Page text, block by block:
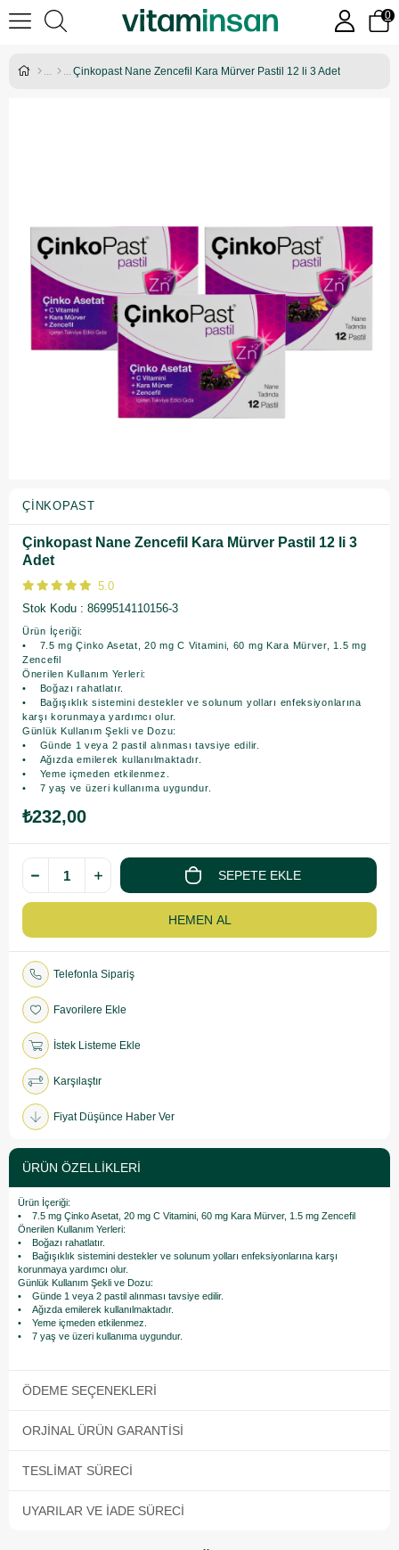
0
Çinkopast Nane Zencefil Kara Mürver Pastil 12 li 3 Adet
ÇINKOPAST
Çinkopast Nane Zencefil Kara Mürver Pastil 12 li 3
Adet
5.0
Stok Kodu
8699514110156-3
Ürün İçeriği:
• 7.5 mg Çinko Asetat, 20 mg C Vitamini, 60 mg Kara Mürver, 1.5 mg
Zencefil
Önerilen Kullanım Yerleri:
• Boğazı rahatlatır.
• Bağışıklık sistemini destekler ve solunum yolları enfeksiyonlarına
karşı korunmaya yardımcı olur.
Günlük Kullanım Şekli ve Dozu:
• Günde 1 veya 2 pastil alınması tavsiye edilir.
• Ağızda emilerek kullanılmaktadır.
• Yeme içmeden etkilenmez.
• 7 yaş ve üzeri kullanıma uygundur.
₺232,00
Telefonla Sipariş
Favorilere Ekle
İstek Listeme Ekle
Karşılaştır
Fiyat Düşünce Haber Ver
ÜRÜN ÖZELLIKLERI
Ürün İçeriği:
• 7.5 mg Çinko Asetat, 20 mg C Vitamini, 60 mg Kara Mürver, 1.5 mg Zencefil
Önerilen Kullanım Yerleri:
• Boğazı rahatlatır.
• Bağışıklık sistemini destekler ve solunum yolları enfeksiyonlarına karşı
korunmaya yardımcı olur.
Günlük Kullanım Şekli ve Dozu:
• Günde 1 veya 2 pastil alınması tavsiye edilir.
• Ağızda emilerek kullanılmaktadır.
• Yeme içmeden etkilenmez.
• 7 yaş ve üzeri kullanıma uygundur.
ÖDEME SEÇENEKLERI
ORJINAL ÜRÜN GARANTISI
TESLIMAT SÜRECI
UYARILAR VE İADE SÜRECI